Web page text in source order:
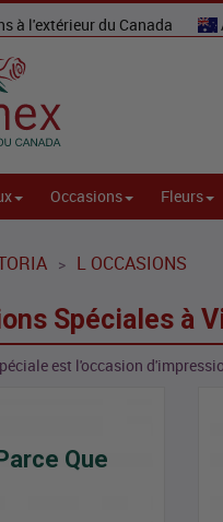
à l'extérieur du Canada
Occasions Fleurs
> L OCCASIONS
Spéciales à
est l'occasion
Que